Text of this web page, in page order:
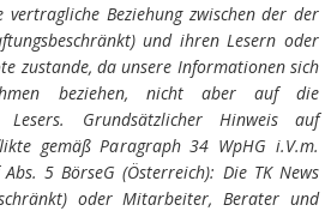
vertragliche Beziehung zwischen der der
und ihren Lesern oder
zustande, da unsere Informationen sich
beziehen, nicht aber auf die
Lesers. Grundsätzlicher Hinweis auf
gemäß Paragraph 34 WpHG i.V.m.
5 BörseG (Österreich): Die TK News
oder Mitarbeiter, Berater und